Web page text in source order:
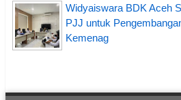
Widyaiswara BDK Aceh
PJJ untuk
Kemenag